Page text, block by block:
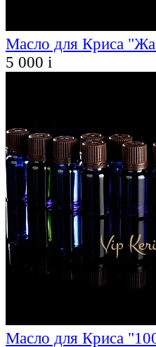
Масло для Криса
5 000 i
Масло для Криса